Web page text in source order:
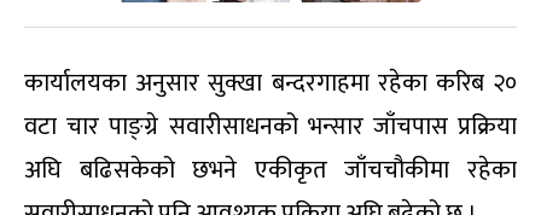
कार्यालयका अनुसार सुक्खा बन्दरगाहमा रहेका करिब २०
वटा चार पाङ्ग्रे सवारीसाधनको भन्सार जाँचपास प्रक्रिया
अघि बढिसकेको छभने एकीकृत जाँचचौकीमा रहेका